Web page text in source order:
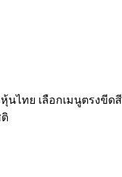
ไทย เลือกเมนูตรงขีด